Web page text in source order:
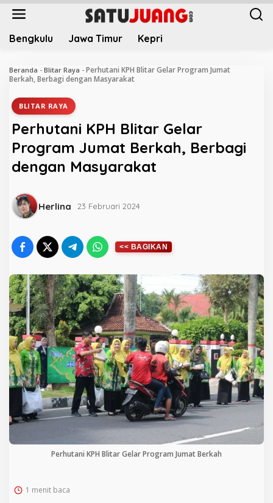
L
Bengkulu Jawa Timur Kepri
Beranda - Blitar Raya - Perhutani KPH Blitar Gelar Program Jumat
Berkah, Berbagi dengan Masyarakat
BLITAR RAYA
Perhutani KPH Blitar Gelar
Program Jumat Berkah, Berbagi
dengan Masyarakat
Herlina 23 Februari 2024
Perhutani KPH Blitar Gelar Program Jumat Berkah
1 menit baca